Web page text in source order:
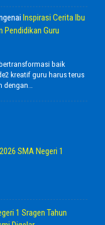
Inspirasi Cerita Ibu
Pendidikan Guru
baik
kreatif guru harus terus
dengan…
SMA Negeri 1
1 Sragen Tahun